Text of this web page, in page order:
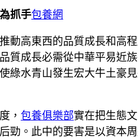
抓手包養網
動高東西的品質成長和高
質成長必需從中華平易近族
綠水青山發生宏大牛土豪
，包養俱樂部實在把生態
勁。此中的要害是以資本